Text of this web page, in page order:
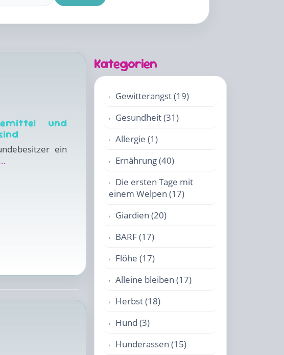
und
ein
Kategorien
Gewitterangst (19)
Gesundheit (31)
Allergie (1)
Ernährung (40)
Die ersten Tage mit
einem Welpen (17)
Giardien (20)
BARF (17)
Flöhe (17)
Alleine bleiben (17)
Herbst (18)
Hund (3)
Hunderassen (15)